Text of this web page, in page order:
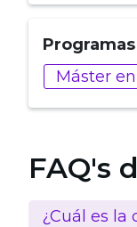
Máster
FAQ's
¿Cuál es la